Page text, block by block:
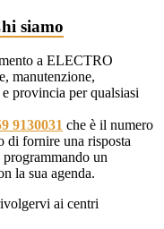
siamo
a ELECTRO
manutenzione,
provincia per qualsiasi
9130031 che è il numero
di fornire una risposta
programmando un
la sua agenda.
ai centri